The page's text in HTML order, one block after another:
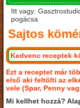
Itt vagy:
pogácsa
Sajtos
Kedvenc receptek
Ezt a receptet már
első aki feltölti az
vele (Spar, Penny
Mi kellhet hozzá?